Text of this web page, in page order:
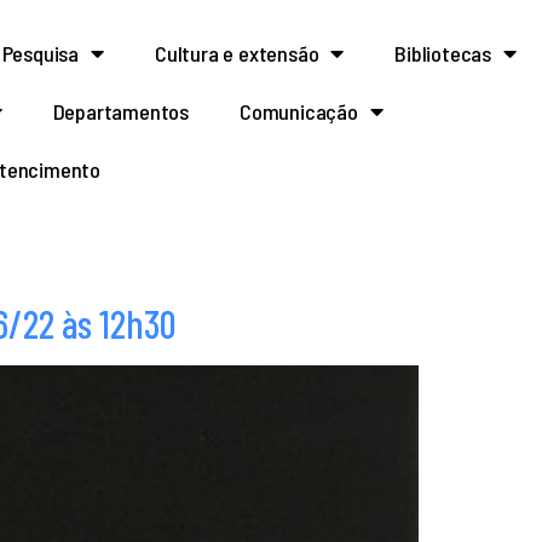
Pesquisa Cultura e extensão Bibliotecas
Departamentos Comunicação
22 às 12h30